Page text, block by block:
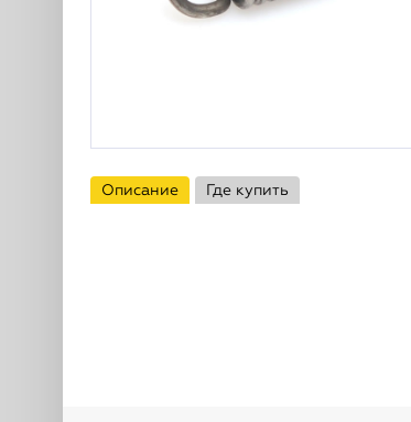
Описание Где купить